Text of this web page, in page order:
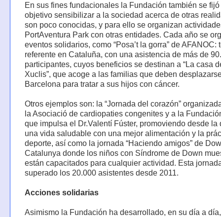
En sus fines fundacionales la Fundación también se
objetivo sensibilizar a la sociedad acerca de otras
son poco conocidas, y para ello se organizan
PortAventura Park con otras entidades. Cada año se
eventos solidarios, como “Posa’t la gorra” de AFANOC:
referente en Cataluña, con una asistencia de más de
participantes, cuyos beneficios se destinan a “La casa
Xuclis”, que acoge a las familias que deben
Barcelona para tratar a sus hijos con cáncer.
Otros ejemplos son: la “Jornada del corazón”
la Asociació de cardiopaties congenites y a la
que impulsa el Dr.Valentí Fúster, promoviendo desde la
una vida saludable con una mejor alimentación y la
deporte, así como la jornada “Haciendo amigos” de
Catalunya donde los niños con Síndrome de Down
están capacitados para cualquier actividad. Esta
superado los 20.000 asistentes desde 2011.
Acciones solidarias
Asimismo la Fundación ha desarrollado, en su día a